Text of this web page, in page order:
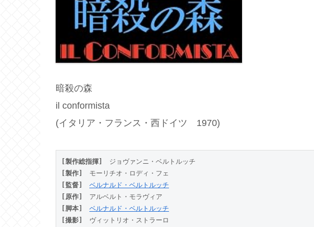
暗殺の森
il conformista
(イタリア・フランス・西ドイツ 1970)
[製作総指揮]
ジョヴァンニ・ベルトルッチ
[製作]
モーリチオ・ロディ・フェ
[監督]
ベルナルド・ベルトルッチ
[原作]
アルベルト・モラヴィア
[脚本]
ベルナルド・ベルトルッチ
[撮影]
ヴィットリオ・ストラーロ